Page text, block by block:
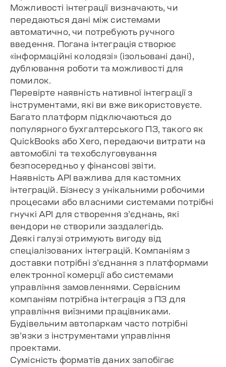
Можливості інтеграції визначають, чи
передаються дані між системами
автоматично, чи потребують ручного
введення. Погана інтеграція створює
«інформаційні колодязі» (ізольовані дані),
дублювання роботи та можливості для
помилок.
Перевірте наявність нативної інтеграції з
інструментами, які ви вже використовуєте.
Багато платформ підключаються до
популярного бухгалтерського ПЗ, такого як
QuickBooks або Xero, передаючи витрати на
автомобілі та техобслуговування
безпосередньо у фінансові звіти.
Наявність API важлива для кастомних
інтеграцій. Бізнесу з унікальними робочими
процесами або власними системами потрібні
гнучкі API для створення з’єднань, які
вендори не створили заздалегідь.
Деякі галузі отримують вигоду від
спеціалізованих інтеграцій. Компаніям з
доставки потрібні з’єднання з платформами
електронної комерції або системами
управління замовленнями. Сервісним
компаніям потрібна інтеграція з ПЗ для
управління виїзними працівниками.
Будівельним автопаркам часто потрібні
зв’язки з інструментами управління
проектами.
Сумісність форматів даних запобігає